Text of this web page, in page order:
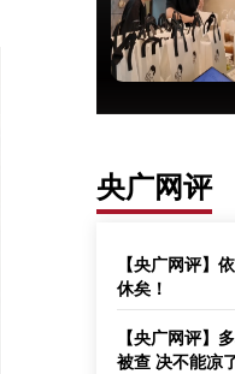
央广网评
【央广网评】
休矣！
【央广网评】
被查 决不能凉